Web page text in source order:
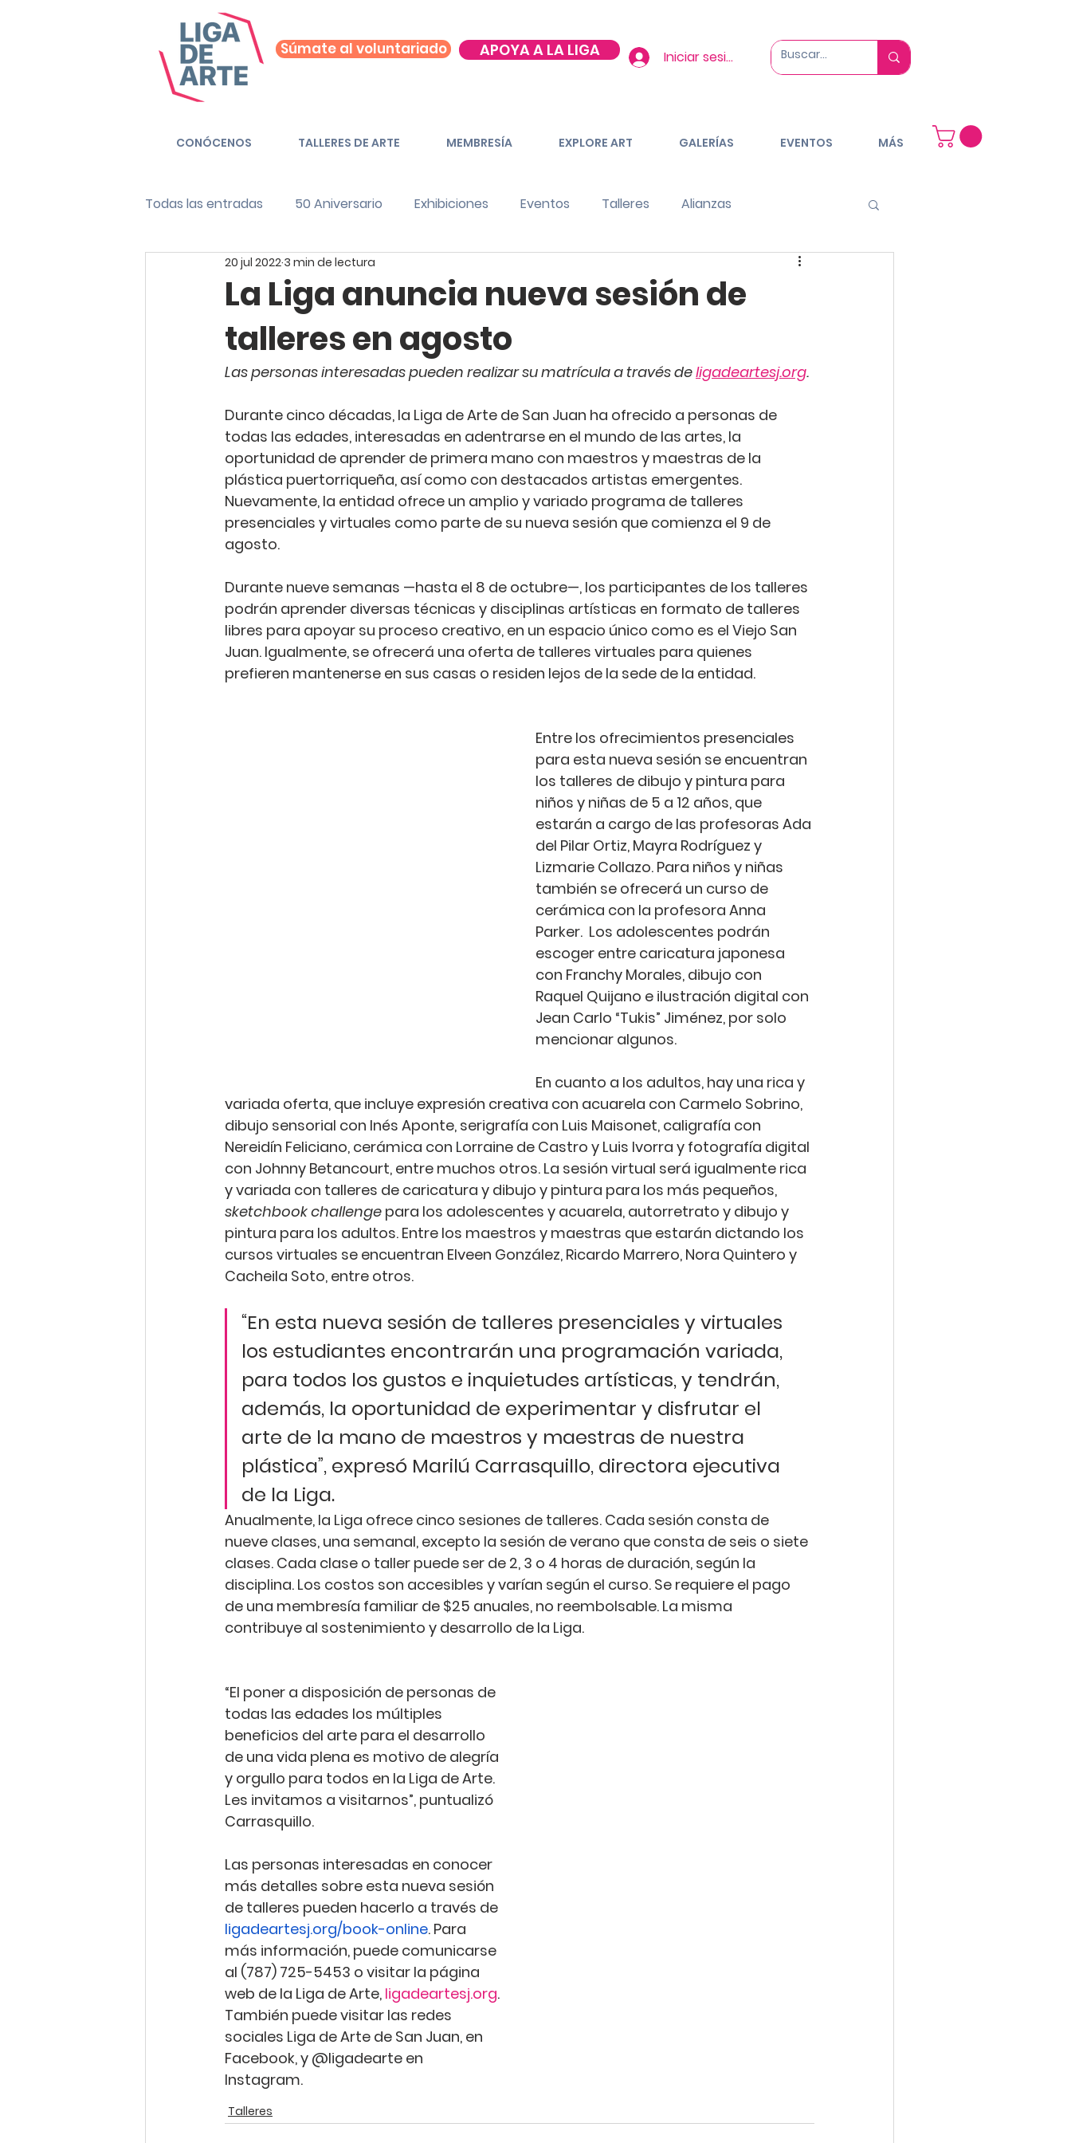
Súmate al voluntariado APOYA A LA LIGA Iniciar sesión
CONÓCENOS TALLERES DE ARTE MEMBRESÍA EXPLORE ART GALERÍAS EVENTOS MÁS
Todas las entradas 50 Aniversario Exhibiciones Eventos Talleres Alianzas
Verano en la Liga Podcast Desde la Liga
La Liga anuncia nueva sesión de
talleres en agosto
20 jul 2022 3 min de lectura
Las personas interesadas pueden realizar su matrícula a través de ligadeartesj.org.
Durante cinco décadas, la Liga de Arte de San Juan ha ofrecido a personas de
todas las edades, interesadas en adentrarse en el mundo de las artes, la
oportunidad de aprender de primera mano con maestros y maestras de la
plástica puertorriqueña, así como con destacados artistas emergentes.
Nuevamente, la entidad ofrece un amplio y variado programa de talleres
presenciales y virtuales como parte de su nueva sesión que comienza el 9 de
agosto.
Durante nueve semanas —hasta el 8 de octubre—, los participantes de los talleres
podrán aprender diversas técnicas y disciplinas artísticas en formato de talleres
libres para apoyar su proceso creativo, en un espacio único como es el Viejo San
Juan. Igualmente, se ofrecerá una oferta de talleres virtuales para quienes
prefieren mantenerse en sus casas o residen lejos de la sede de la entidad.
Entre los ofrecimientos presenciales
para esta nueva sesión se encuentran
los talleres de dibujo y pintura para
niños y niñas de 5 a 12 años, que
estarán a cargo de las profesoras Ada
del Pilar Ortiz, Mayra Rodríguez y
Lizmarie Collazo. Para niños y niñas
también se ofrecerá un curso de
cerámica con la profesora Anna
Parker.  Los adolescentes podrán
escoger entre caricatura japonesa
con Franchy Morales, dibujo con
Raquel Quijano e ilustración digital con
Jean Carlo “Tukis” Jiménez, por solo
mencionar algunos.
En cuanto a los adultos, hay una rica y
variada oferta, que incluye expresión creativa con acuarela con Carmelo Sobrino,
dibujo sensorial con Inés Aponte, serigrafía con Luis Maisonet, caligrafía con
Nereidín Feliciano, cerámica con Lorraine de Castro y Luis Ivorra y fotografía digital
con Johnny Betancourt, entre muchos otros. La sesión virtual será igualmente rica
y variada con talleres de caricatura y dibujo y pintura para los más pequeños,
sketchbook challenge para los adolescentes y acuarela, autorretrato y dibujo y
pintura para los adultos. Entre los maestros y maestras que estarán dictando los
cursos virtuales se encuentran Elveen González, Ricardo Marrero, Nora Quintero y
Cacheila Soto, entre otros.
“En esta nueva sesión de talleres presenciales y virtuales
los estudiantes encontrarán una programación variada,
para todos los gustos e inquietudes artísticas, y tendrán,
además, la oportunidad de experimentar y disfrutar el
arte de la mano de maestros y maestras de nuestra
plástica”, expresó Marilú Carrasquillo, directora ejecutiva
de la Liga.
Anualmente, la Liga ofrece cinco sesiones de talleres. Cada sesión consta de
nueve clases, una semanal, excepto la sesión de verano que consta de seis o siete
clases. Cada clase o taller puede ser de 2, 3 o 4 horas de duración, según la
disciplina. Los costos son accesibles y varían según el curso. Se requiere el pago
de una membresía familiar de $25 anuales, no reembolsable. La misma
contribuye al sostenimiento y desarrollo de la Liga.
“El poner a disposición de personas de
todas las edades los múltiples
beneficios del arte para el desarrollo
de una vida plena es motivo de alegría
y orgullo para todos en la Liga de Arte.
Les invitamos a visitarnos”, puntualizó
Carrasquillo.
Las personas interesadas en conocer
más detalles sobre esta nueva sesión
de talleres pueden hacerlo a través de
ligadeartesj.org/book-online. Para
más información, puede comunicarse
al (787) 725-5453 o visitar la página
web de la Liga de Arte, ligadeartesj.org.
También puede visitar las redes
sociales Liga de Arte de San Juan, en
Facebook, y @ligadearte en
Instagram.
Talleres